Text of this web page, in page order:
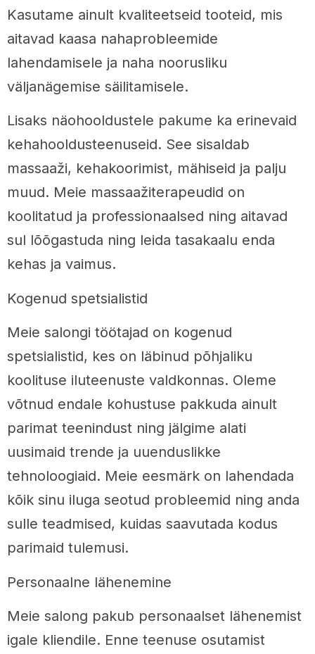
Kasutame ainult kvaliteetseid tooteid, mis
aitavad kaasa nahaprobleemide
lahendamisele ja naha noorusliku
väljanägemise säilitamisele.
Lisaks näohooldustele pakume ka erinevaid
kehahooldusteenuseid. See sisaldab
massaaži, kehakoorimist, mähiseid ja palju
muud. Meie massaažiterapeudid on
koolitatud ja professionaalsed ning aitavad
sul lõõgastuda ning leida tasakaalu enda
kehas ja vaimus.
Kogenud spetsialistid
Meie salongi töötajad on kogenud
spetsialistid, kes on läbinud põhjaliku
koolituse iluteenuste valdkonnas. Oleme
võtnud endale kohustuse pakkuda ainult
parimat teenindust ning jälgime alati
uusimaid trende ja uuenduslikke
tehnoloogiaid. Meie eesmärk on lahendada
kõik sinu iluga seotud probleemid ning anda
sulle teadmised, kuidas saavutada kodus
parimaid tulemusi.
Personaalne lähenemine
Meie salong pakub personaalset lähenemist
igale kliendile. Enne teenuse osutamist